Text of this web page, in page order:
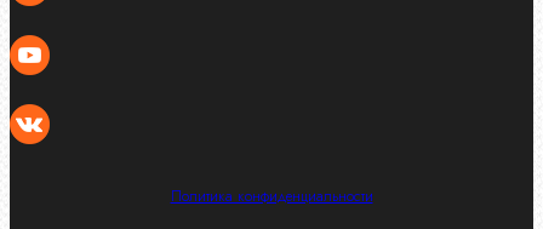
Политика конфиденциальности